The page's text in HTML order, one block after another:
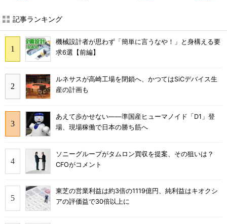
記事ランキング
機械設計者が思わず「簡単に言うなや！」と身構える要
求6選【前編】
ルネサスが高崎工場を閉鎖へ、かつてはSiCデバイス生
産の計画も
あえて歩かせない――準国産ヒューマノイド「D1」登
場、現場稼働で日本の勝ち筋へ
ソニーグループがタムロン買収を提案、その狙いは？
CFOがコメント
東芝の営業利益は約3倍の1119億円、純利益はキオクシ
アの評価益で30倍以上に